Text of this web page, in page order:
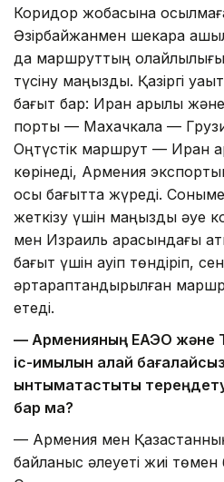
Коридор жобасына
Әзірбайжанмен шекара
да маршруттың қолайлылығы
түсіну маңызды. Қазіргі
бағыт бар: Иран арқылы
порты — Махачкала —
Оңтүстік маршрут — Иран
көрінеді, Армения
осы бағытта жүреді.
жеткізу үшін маңызды әуе
мен Израиль арасындағы
бағыт үшін қауіп төндіріп,
әртараптандырылған
етеді.
— Арменияның ЕАЭО және
іс-қимылын қалай
ынтымақтастықты
бар ма?
— Армения мен
байланыс әлеуеті жиі төмен